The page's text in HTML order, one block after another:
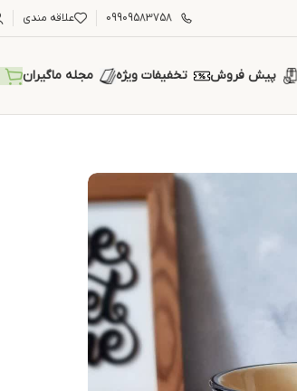
09909583758 علاقه مندی
پیش فروش تخفیفات ویژه مجله ماگیران